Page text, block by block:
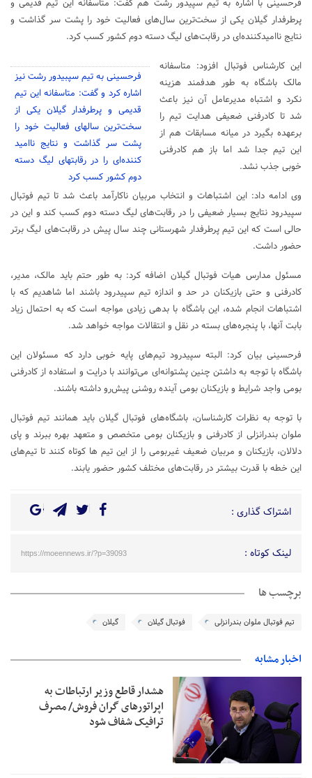
فرحسینی با اشاره به تیم سپیدور رشت هم گفت: متاسفانه این تیم قدیمی و
پرطرفدار گیلان یکی از سخت‌ترین سال‌های فعالیت خود را پشت سر گذاشت و
نتایج ناامیدکننده‌ای در رقابت‌های لیگ دسته دوم کشور کسب کرد.
فرحسینی به تیم سپبیدور رشت نیز
اشاره کرد و گفت: متاسفانه این تیم
قدیمی و پرطرفدار گیلان یکی از
سخت‌ترین سالهای فعالیت خود را
پشت سر گذاشت و نتایج ناامید
کننده‌ای را در رقابتهای لیگ دسته
دوم کشور کسب کرد
این کارشناس فوتبال افزود: متاسفانه
مالک باشگاه به طور هدفمند هزینه
نکرد و اشتباه مدیرعامل آن نیز باعث
شد تا کادرفنی ضعیفی هدایت تیم را
برعهده بگیرد در میانه مسابقات هم از
این تیم جدا شد اما باز هم کادرفنی
خوبی جذب نشد.
وی ادامه داد: این اشتباهات و انتخاب مربیان ناکارآمد باعث شد تا تیم فوتبال
سپیدرود نتایج بسیار ضعیفی را در رقابت‌های لیگ دسته دوم کسب کند و این در
حالی است که این تیم پرطرفدار شهرستانی چند سال پیش در رقابت‌های لیگ برتر
حضور داشت.
مسئول مدارس هیات فوتبال گیلان اضافه کرد: به طور حتم باید مالک، مدیر،
کادرفنی و حتی بازیکنان در حد و اندازه تیم سپیدرود باشند اما شاهدیم که با
اشتباهات انجام شده، این باشگاه با بدهی زیادی مواجه است که به احتمال زیاد
بابت آنها، با پنجره‌های بسته در نقل و انتقالات مواجه خواهد شد.
فرحسینی بیان کرد: البته سپیدرود تیم‌های پایه خوبی دارد که مسئولان این
باشگاه با توجه به داشتن چنین پشتوانه‌ای می‌توانند با درایت و استفاده از کادرفنی
بومی واجد شرایط و بازیکنان بومی آینده روشنی پیش‌رو داشته باشند.
با توجه به نظرات کارشناسان، باشگاه‌های فوتبال گیلان باید همانند تیم فوتبال
ملوان بندرانزلی از کادرفنی و بازیکنان بومی متخصص و متعهد بهره ببرند و پای
دلالان، بازیکنان و مربیان ضعیف غیربومی را از این تیم ها کوتاه کنند تا تیم‌های
این خطه با قدرت بیشتر در رقابت‌های مختلف کشور حضور یابند.
اشتراک گذاری :
لینک کوتاه : https://moeennews.ir/?p=39093
برچسب ها
تیم فوتبال ملوان بندرانزلی فوتبال گیلان گیلان
اخبار مشابه
هشدار قاطع وزیر ارتباطات به
اپراتورهای گران فروش/ مصرف
ترافیک شفاف شود